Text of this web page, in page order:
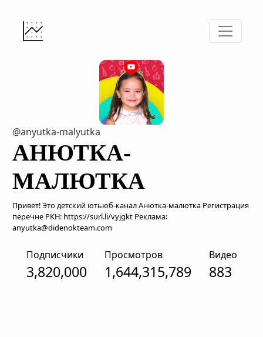
@anyutka-malyutka
АНЮТКА-
МАЛЮТКА
Привет! Это детский ютьюб-канал Анютка-малютка Регистрация в
перечне РКН: https://surl.li/vyjgkt Реклама:
anyutka@didenokteam.com
Подписчики
3,820,000
Просмотров
1,644,315,789
Видео
883